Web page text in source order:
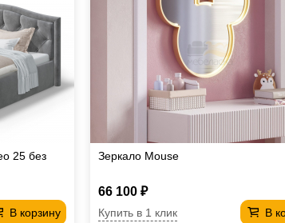
25 без
В корзину
Зеркало Mouse
66 100 ₽
В
Купить в 1 клик